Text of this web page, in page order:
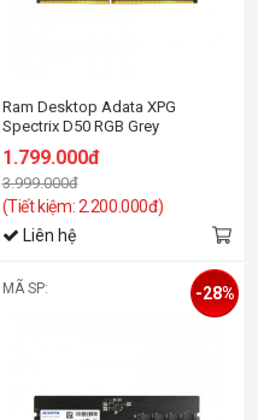
Ram Desktop Adata XPG
Spectrix D50 RGB Grey
(1x8GB) DDR4 3200Mhz
1.799.000đ
3.999.000đ
(Tiết kiệm: 2.200.000đ)
Liên hệ
MÃ SP: -28%